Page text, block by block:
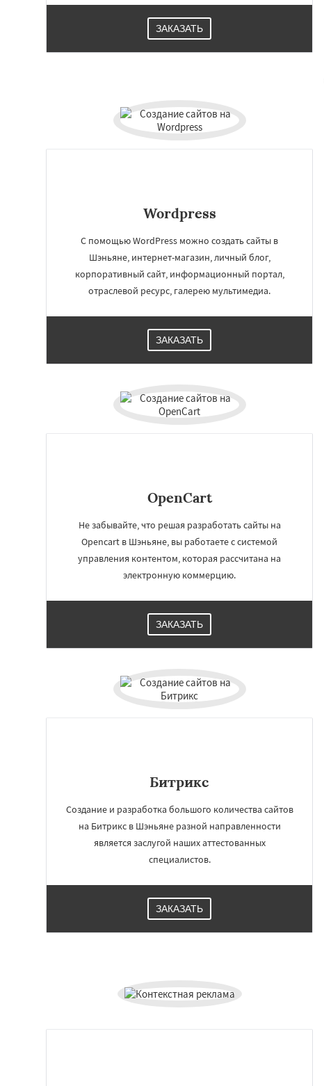
ЗАКАЗАТЬ
Wordpress
С помощью WordPress можно создать сайты в
Шэньяне, интернет-магазин, личный блог,
корпоративный сайт, информационный портал,
отраслевой ресурс, галерею мультимедиа.
ЗАКАЗАТЬ
OpenCart
Не забывайте, что решая разработать сайты на
Opencart в Шэньяне, вы работаете с системой
управления контентом, которая рассчитана на
электронную коммерцию.
ЗАКАЗАТЬ
Битрикс
Создание и разработка большого количества сайтов
на Битрикс в Шэньяне разной направленности
является заслугой наших аттестованных
специалистов.
ЗАКАЗАТЬ